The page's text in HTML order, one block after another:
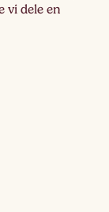
vi dele en